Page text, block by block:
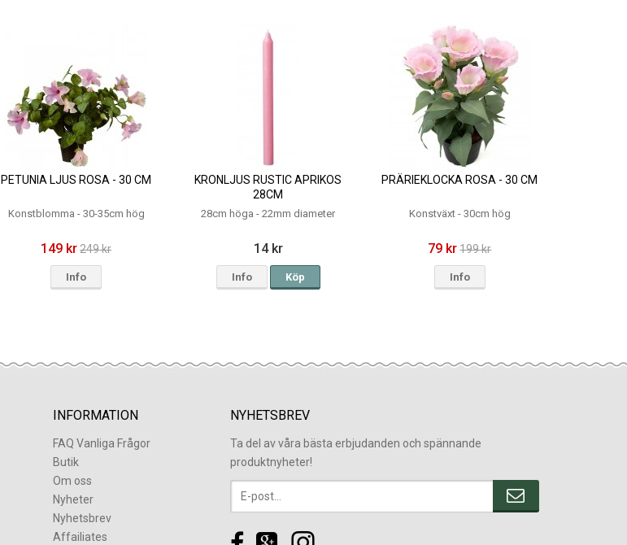
PETUNIA LJUS ROSA - 30 CM
Konstblomma - 30-35cm hög
149 kr 249 kr
Info
KRONLJUS RUSTIC APRIKOS
28CM
28cm höga - 22mm diameter
14 kr
Info Köp
PRÄRIEKLOCKA ROSA - 30 CM
Konstväxt - 30cm hög
79 kr 199 kr
Info
INFORMATION
FAQ Vanliga Frågor
Butik
Om oss
Nyheter
Nyhetsbrev
Affailiates
NYHETSBREV
Ta del av våra bästa erbjudanden och spännande
produktnyheter!